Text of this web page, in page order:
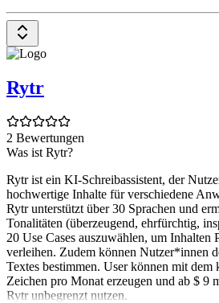
Rytr
2 Bewertungen
Was ist Rytr?
Rytr ist ein KI-Schreibassistent, der
hochwertige Inhalte für verschiedene
Rytr unterstützt über 30 Sprachen und
Tonalitäten (überzeugend, ehrfürchtig,
20 Use Cases auszuwählen, um Inhalten
verleihen. Zudem können Nutzer*innen
Textes bestimmen. User können mit dem
Zeichen pro Monat erzeugen und ab $ 9
Rytr unbegrenzt nutzen.